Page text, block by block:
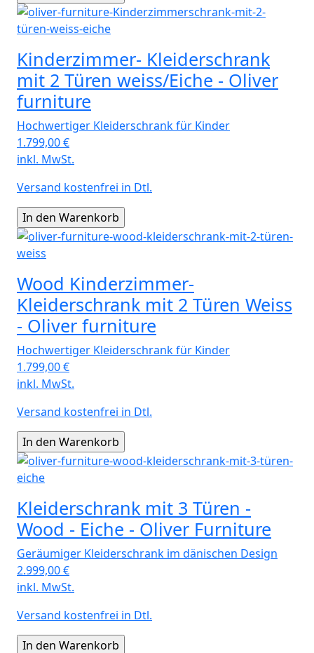
Kinderzimmer- Kleiderschrank
mit 2 Türen weiss/Eiche - Oliver
furniture
Hochwertiger Kleiderschrank für Kinder
1.799,00€
inkl. MwSt.
Versand kostenfrei in Dtl.
Wood Kinderzimmer-
Kleiderschrank mit 2 Türen Weiss
- Oliver furniture
Hochwertiger Kleiderschrank für Kinder
1.799,00€
inkl. MwSt.
Versand kostenfrei in Dtl.
Kleiderschrank mit 3 Türen -
Wood - Eiche - Oliver Furniture
Geräumiger Kleiderschrank im dänischen Design
2.999,00€
inkl. MwSt.
Versand kostenfrei in Dtl.